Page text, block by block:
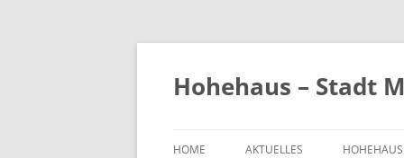
Zum
springen
Hohehaus – Stadt
HOME AKTUELLES HOHEHAUS